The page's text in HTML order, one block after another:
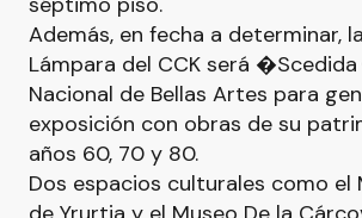
Además, en fecha a determinar,
Lámpara del CCK será
Nacional de Bellas Artes para
exposición con obras de su
años 60, 70 y 80.
Dos espacios culturales como el